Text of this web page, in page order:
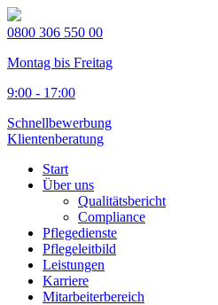
0800 306 550 00
Montag bis Freitag
9:00 - 17:00
Schnellbewerbung
Klientenberatung
Start
Über uns
Qualitätsbericht
Compliance
Pflegedienste
Pflegeleitbild
Leistungen
Karriere
Mitarbeiterbereich